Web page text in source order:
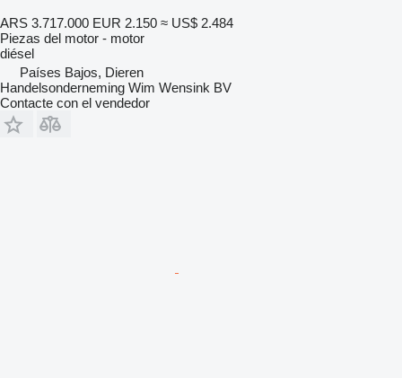
ARS 3.717.000 EUR 2.150 ≈ US$ 2.484
Piezas del motor - motor
diésel
Países Bajos, Dieren
Handelsonderneming Wim Wensink BV
Contacte con el vendedor